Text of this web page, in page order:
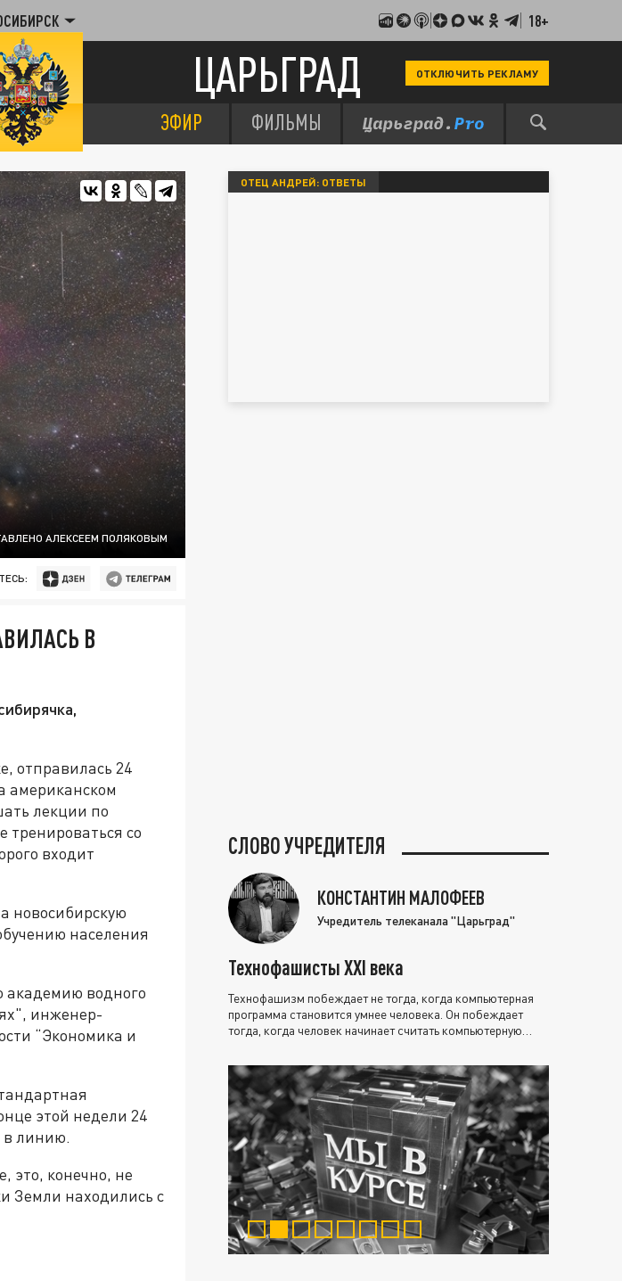
18+
ЦАРЬГРАД ОТКЛЮЧИТЬ РЕКЛАМУ
ЭФИР ФИЛЬМЫ
АЛЕКСЕЕМ ПОЛЯКОВЫМ
В
отправилась 24
американском
лекции по
тренироваться со
входит
новосибирскую
населения
академию водного
инженер-
“Экономика и
этой недели 24
в линию.
это, конечно, не
Земли находились с
ОТЕЦ АНДРЕЙ: ОТВЕТЫ
СЛОВО УЧРЕДИТЕЛЯ
КОНСТАНТИН МАЛОФЕЕВ
Учредитель телеканала "Царьград"
Технофашисты XXI века
Технофашизм побеждает не тогда, когда компьютерная
программа становится умнее человека. Он побеждает
тогда, когда человек начинает считать компьютерную